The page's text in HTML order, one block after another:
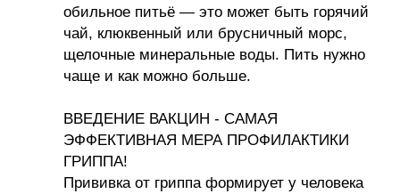
обильное питьё — это может быть горячий
чай, клюквенный или брусничный морс,
щелочные минеральные воды. Пить нужно
чаще и как можно больше.
ВВЕДЕНИЕ ВАКЦИН - САМАЯ
ЭФФЕКТИВНАЯ МЕРА ПРОФИЛАКТИКИ
ГРИППА!
Прививка от гриппа формирует у человека